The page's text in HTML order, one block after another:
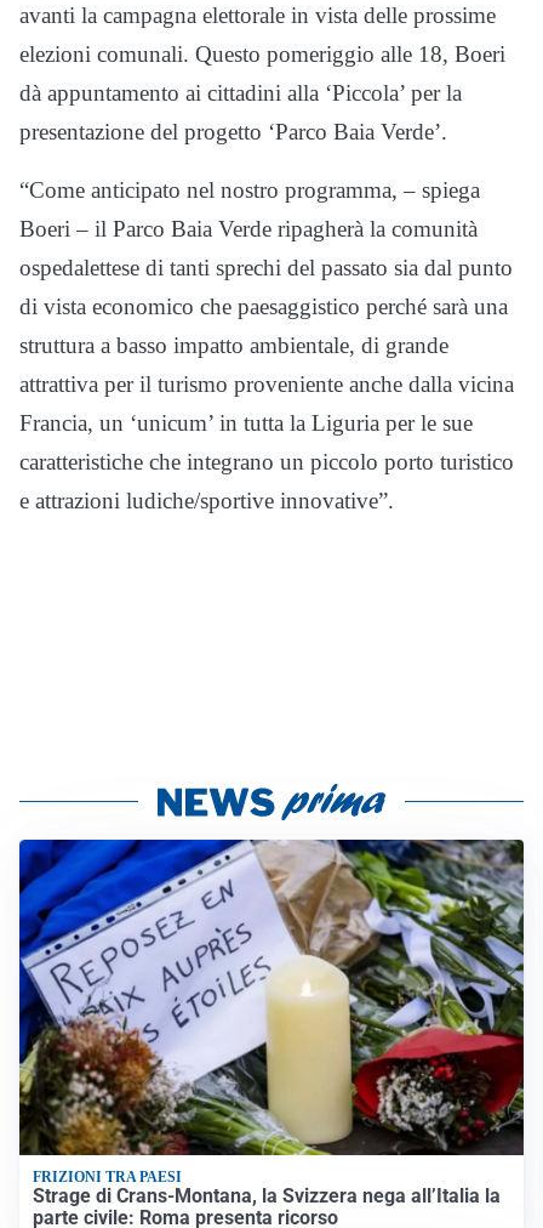
avanti la campagna elettorale in vista delle prossime
elezioni comunali. Questo pomeriggio alle 18, Boeri
dà appuntamento ai cittadini alla ‘Piccola’ per la
presentazione del progetto ‘Parco Baia Verde’.
“Come anticipato nel nostro programma, – spiega
Boeri – il Parco Baia Verde ripagherà la comunità
ospedalettese di tanti sprechi del passato sia dal punto
di vista economico che paesaggistico perché sarà una
struttura a basso impatto ambientale, di grande
attrattiva per il turismo proveniente anche dalla vicina
Francia, un ‘unicum’ in tutta la Liguria per le sue
caratteristiche che integrano un piccolo porto turistico
e attrazioni ludiche/sportive innovative”.
FRIZIONI TRA PAESI
Strage di Crans-Montana, la Svizzera nega all’Italia la
parte civile: Roma presenta ricorso